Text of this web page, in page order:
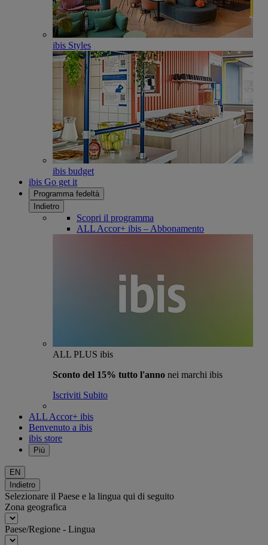
ibis Styles
ibis budget
ibis Go get it
Programma fedeltà
Indietro
Scopri il programma
ALL Accor+ ibis – Abbonamento
ALL PLUS ibis
Sconto del 15% tutto l'anno nei marchi ibis
Iscriviti Subito
ALL Accor+ ibis
Benvenuto a ibis
ibis store
Più
EN
Indietro
Selezionare il Paese e la lingua qui di seguito
Zona geografica
Paese/Regione - Lingua